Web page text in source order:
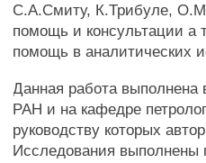
С.А.Смиту, К.Трибуле,
помощь и консультации а
помощь в аналитических
Данная работа выполнена
РАН и на кафедре
руководству которых
Исследования